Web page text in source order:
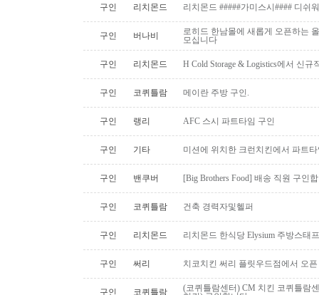
구인 리치몬드 리치몬드 #####가미스시#### 디쉬
구인 버나비
로히드 한남몰에 새롭게 오픈하는
모십니다
구인 리치몬드 H Cold Storage & Logistics에서 신규
구인 코퀴틀람 메이란 주방 구인.
구인 랭리 AFC 스시 파트타임 구인
구인 기타 미션에 위치한 크런치킨에서 파트
구인 밴쿠버 [Big Brothers Food] 배송 직원 구인
구인 코퀴틀람 건축 경력자및헬퍼
구인 리치몬드 리치몬드 한식당 Elysium 주방스태
구인 써리 치코치킨 써리 플릿우드점에서 오
구인 코퀴틀람
(코퀴틀람센터) CM 치킨 코퀴틀람